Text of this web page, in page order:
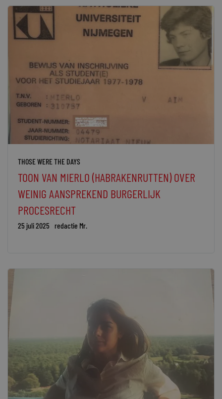
THOSE WERE THE DAYS
TOON VAN MIERLO (HABRAKENRUTTEN) OVER
WEINIG AANSPREKEND BURGERLIJK
PROCESRECHT
25 juli 2025 redactie Mr.